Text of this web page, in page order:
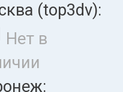
(top3dv):
Нет в